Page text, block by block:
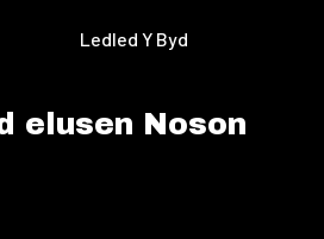
Ledled Y Byd
elusen Noson